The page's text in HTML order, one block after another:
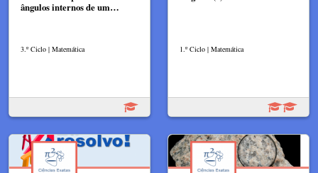
ângulos internos de um…
3.º Ciclo | Matemática 1.º Ciclo | Matemática